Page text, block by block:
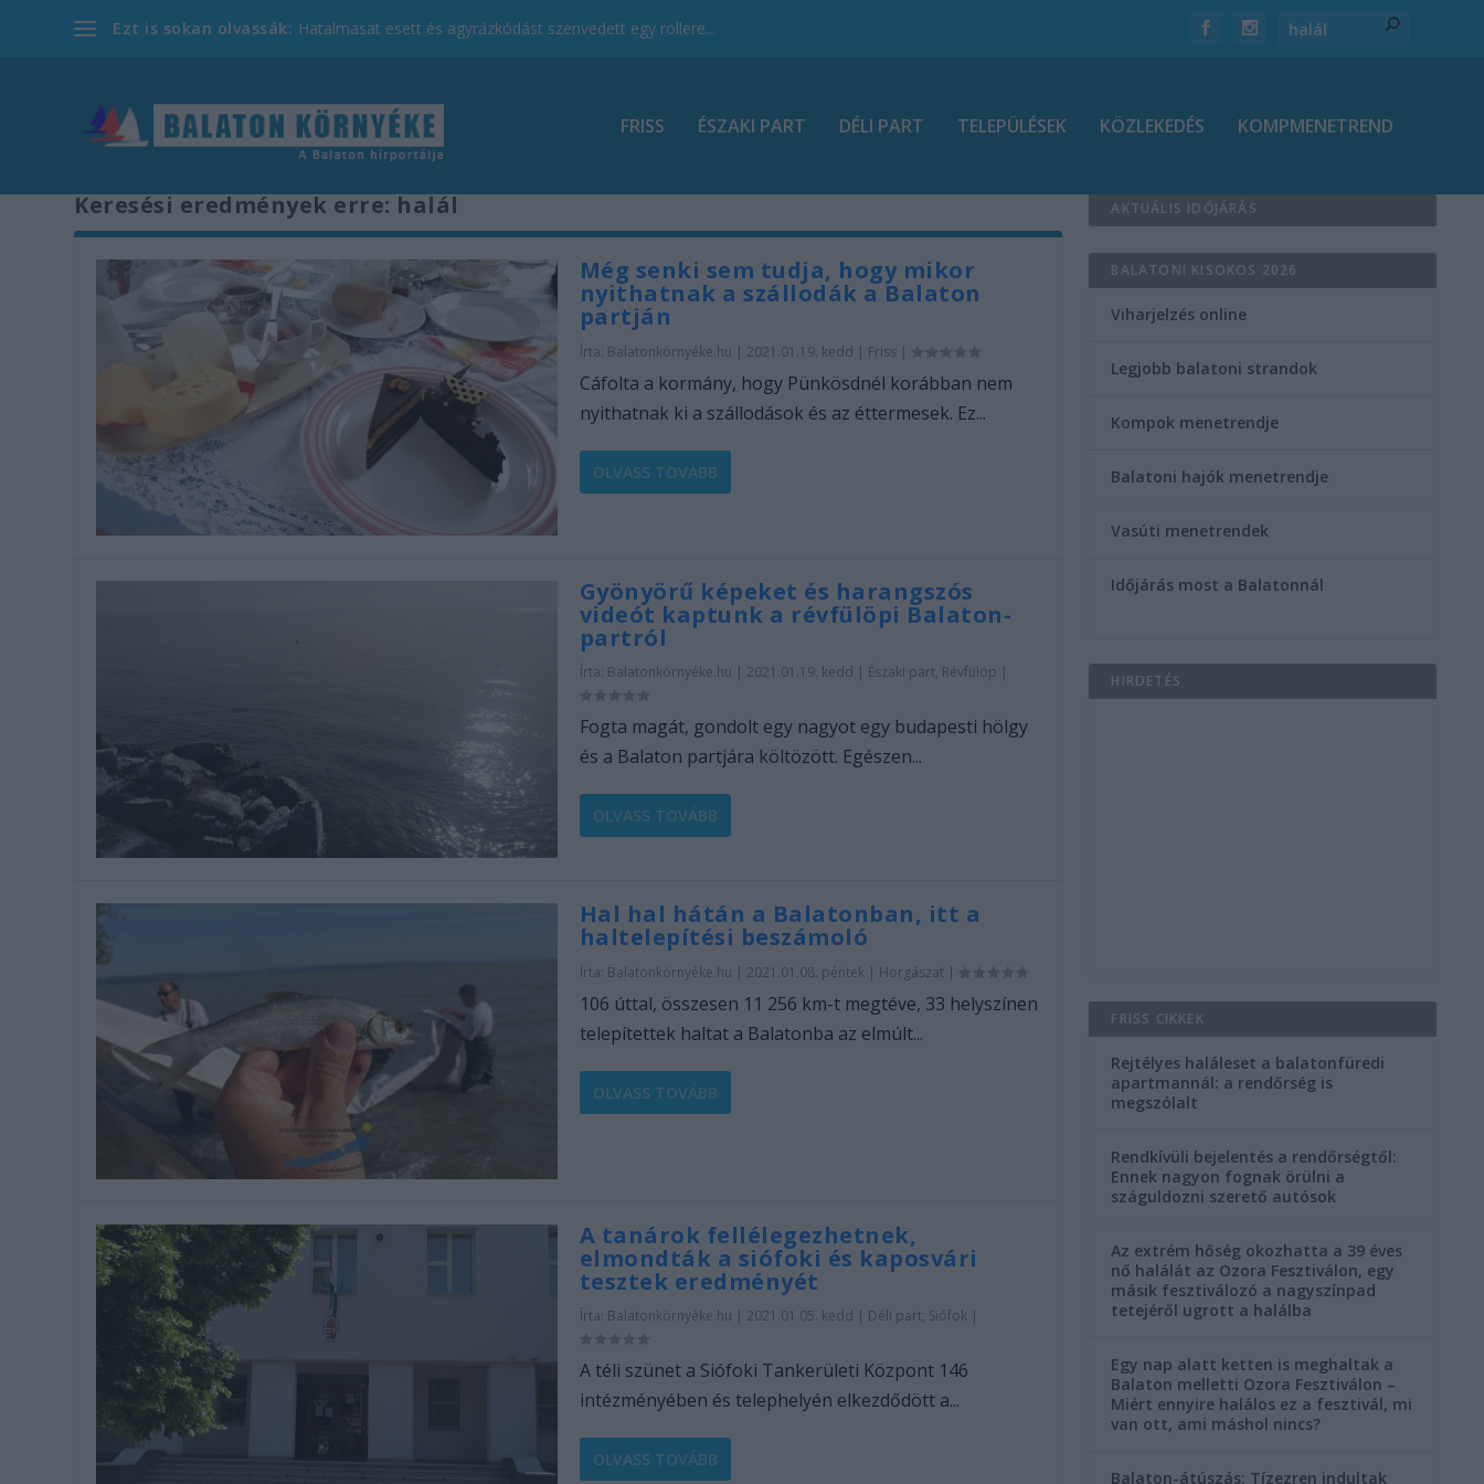
Ezt is sokan olvassák: Hatalmasat esett és agyrázkódást szenvedett egy rollere...
FRISS ÉSZAKI PART DÉLI PART TELEPÜLÉSEK KÖZLEKEDÉS KOMPMENETREND
Keresési eredmények erre: halál
Még senki sem tudja, hogy mikor
nyithatnak a szállodák a Balaton
partján
Írta: Balatonkörnyéke.hu | 2021.01.19. kedd | Friss|
Cáfolta a kormány, hogy Pünkösdnél korábban nem
nyithatnak ki a szállodások és az éttermesek. Ez...
OLVASS TOVÁBB
Gyönyörű képeket és harangszós
videót kaptunk a révfülöpi Balaton-
partról
Írta: Balatonkörnyéke.hu | 2021.01.19. kedd | Északi part, Révfülöp |
Fogta magát, gondolt egy nagyot egy budapesti hölgy
és a Balaton partjára költözött. Egészen...
OLVASS TOVÁBB
Hal hal hátán a Balatonban, itt a
haltelepítési beszámoló
Írta: Balatonkörnyéke.hu | 2021.01.08. péntek| Horgászat |
106 úttal, összesen 11 256 km-t megtéve, 33 helyszínen
telepítettek haltat a Balatonba az elmúlt...
OLVASS TOVÁBB
A tanárok fellélegezhetnek,
elmondták a siófoki és kaposvári
tesztek eredményét
Írta: Balatonkörnyéke.hu | 2021.01.05. kedd | Déli part, Siófok|
A téli szünet a Siófoki Tankerületi Központ 146
intézményében és telephelyén elkezdődött a...
OLVASS TOVÁBB
AKTUÁLIS IDŐJÁRÁS
BALATONI KISOKOS 2026
Viharjelzés online
Legjobb balatoni strandok
Kompok menetrendje
Balatoni hajók menetrendje
Vasúti menetrendek
Időjárás most a Balatonnál
HIRDETÉS
FRISS CIKKEK
Rejtélyes haláleset a balatonfüredi
apartmannál: a rendőrség is
megszólalt
Rendkívüli bejelentés a rendőrségtől:
Ennek nagyon fognak örülni a
száguldozni szerető autósok
Az extrém hőség okozhatta a 39 éves
nő halálát az Ozora Fesztiválon, egy
másik fesztiválozó a nagyszínpad
tetejéről ugrott a halálba
Egy nap alatt ketten is meghaltak a
Balaton melletti Ozora Fesztiválon –
Miért ennyire halálos ez a fesztivál, mi
van ott, ami máshol nincs?
Balaton-átúszás: Tízezren indultak